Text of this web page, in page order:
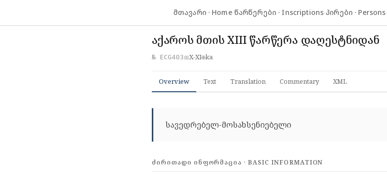
მთავარი · Home·წარწერები · Inscriptions·პირები · Persons·
აქაროს მთის XIII წარწერა დაღესტნიდან
№ ECG403📅X-XI🌐ka
Overview Text Translation Commentary XML
სავედრებელ-მოსახსენიებელი
ᲫᲘᲠᲘᲗᲐᲓᲘ ᲘᲜᲤᲝᲠᲛᲐᲪᲘᲐ · BASIC INFORMATION